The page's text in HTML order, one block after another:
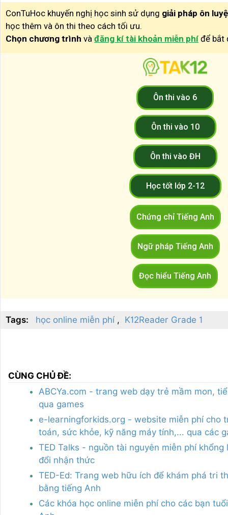
ConTuHoc khuyến nghị học sinh sử dụng giải pháp ôn
học thêm và ôn thi theo cách tối ưu.
Chọn chương trình và đăng kí tài khoản miễn phí để bắt
Ôn thi vào 6
Ôn thi vào 10
Ôn thi vào ĐH
Học tốt lớp 2-12
Chứng chỉ Tiếng Anh
Ngữ pháp Tiếng Anh
Đọc hiểu Tiếng Anh
Tags: học online miễn phí K12Reader Grade 1
CÙNG CHỦ ĐỀ:
ABCYa.com - trang web dạy trẻ mầm mon,
qua games
e-learningforkids.org - website miễn phí cho
toán, sức khỏe, kỹ năng máy tính,... qua các
TED Talks - nguồn tài nguyên miễn phí
đổi nhận thức
TED-Ed: Trang web hữu ích để khám phá tri
bằng tiếng Anh
Các khóa học online miễn phí cho các bạn